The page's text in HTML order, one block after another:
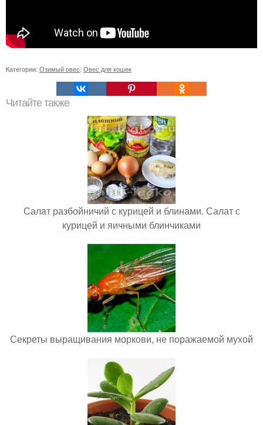
Категории: Озимый овес Овес для кошек
Читайте также
Салат разбойничий с курицей и блинами. Салат с
курицей и яичными блинчиками
Секреты выращивания моркови, не поражаемой мухой